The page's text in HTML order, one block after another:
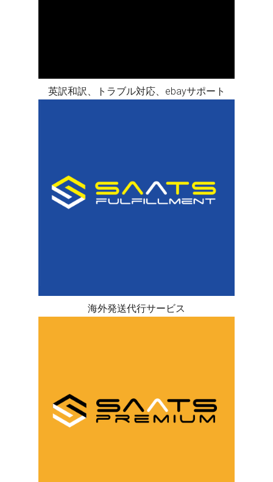
英訳和訳、トラブル対応、ebayサポート
海外発送代行サービス